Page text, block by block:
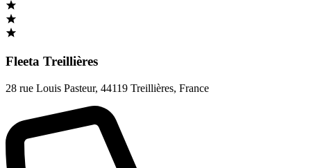
Fleeta Treillières
28 rue Louis Pasteur, 44119 Treillières, France